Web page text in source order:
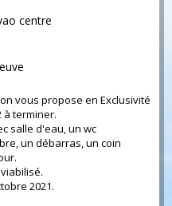
centre
vous propose en Exclusivité
à terminer.
salle d'eau, un wc
un débarras, un coin
2021.